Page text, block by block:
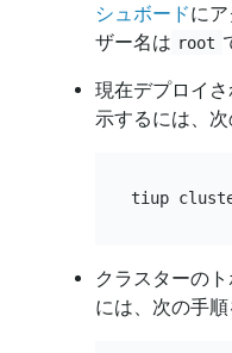
シュボードに
ザー名は root
現在デプロイ
示するには、次
クラスターの
には、次の手順